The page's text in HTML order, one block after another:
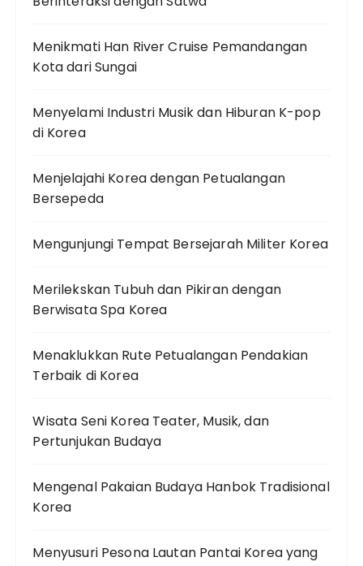
Menikmati Han River Cruise Pemandangan
Kota dari Sungai
Menyelami Industri Musik dan Hiburan K-pop
di Korea
Menjelajahi Korea dengan Petualangan
Bersepeda
Mengunjungi Tempat Bersejarah Militer Korea
Merilekskan Tubuh dan Pikiran dengan
Berwisata Spa Korea
Menaklukkan Rute Petualangan Pendakian
Terbaik di Korea
Wisata Seni Korea Teater, Musik, dan
Pertunjukan Budaya
Mengenal Pakaian Budaya Hanbok Tradisional
Korea
Menyusuri Pesona Lautan Pantai Korea yang